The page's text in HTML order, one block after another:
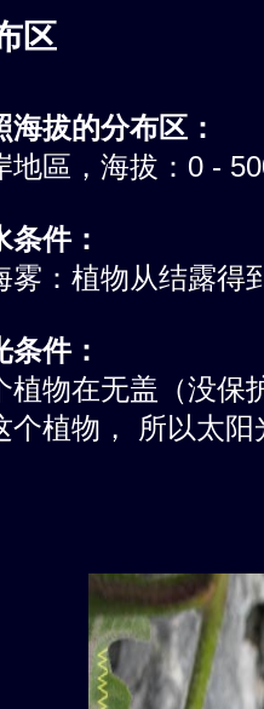
区
海拔的分布区：
地區，海拔：0 -
条件：
雾：植物从结露得
条件：
植物在无盖（没保
个植物， 所以太